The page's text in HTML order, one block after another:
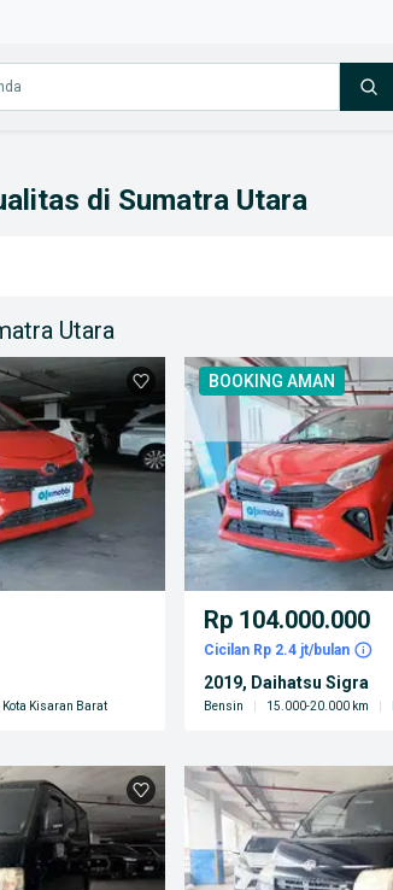
di Sumatra Utara
Utara
Kota Kisaran Barat
BOOKING AMAN
Rp 104.000.000
Cicilan Rp 2.4 jt/bulan
2019, Daihatsu Sigra
Bensin 15.000-20.000 km